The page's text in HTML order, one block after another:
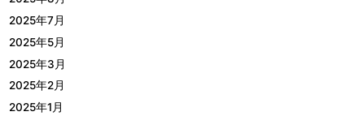
2025年7月
2025年5月
2025年3月
2025年2月
2025年1月